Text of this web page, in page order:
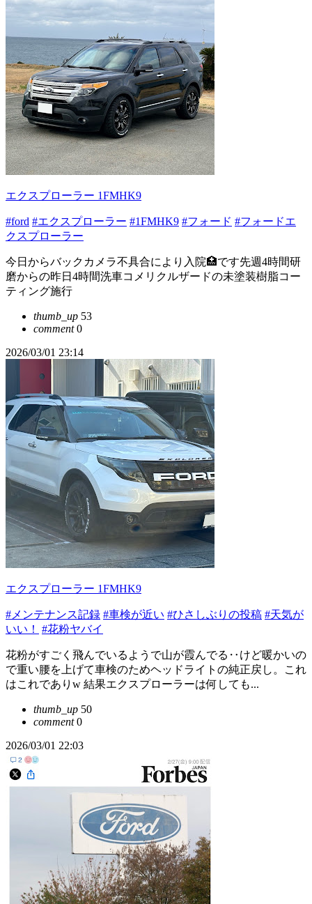
エクスプローラー 1FMHK9
#ford #エクスプローラー #1FMHK9 #フォード #フォードエ
クスプローラー
今日からバックカメラ不具合により入院🏥です先週4時間研
磨からの昨日4時間洗車コメリクルザードの未塗装樹脂コー
ティング施行
thumb_up 53
comment0
2026/03/01 23:14
エクスプローラー 1FMHK9
#メンテナンス記録 #車検が近い #ひさしぶりの投稿 #天気が
いい！
#花粉ヤバイ
花粉がすごく飛んでいるようで山が霞んでる‥けど暖かいの
で重い腰を上げて車検のためヘッドライトの純正戻し。これ
はこれでありw 結果エクスプローラーは何しても...
thumb_up 50
comment0
2026/03/01 22:03